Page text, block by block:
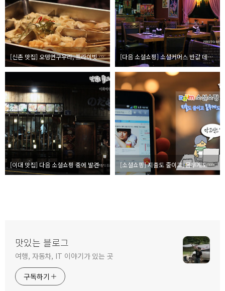
[신촌 맛집] 오뎅면구우리, 프라이빗 포장마차란 바로 이런 것! [다음 소셜쇼핑] 소셜커머스 반값 데이트, 즐거움은 두 배
[이대 맛집] 다음 소셜쇼핑 중에 발견한 맛집 1편, 노다메 카레 [소셜쇼핑] 지출도 줄이고, 몸무게도 줄이는 나만의 다이어트 음식~
맛있는 블로그
여행, 자동차, IT 이야기가 있는 곳
구독하기